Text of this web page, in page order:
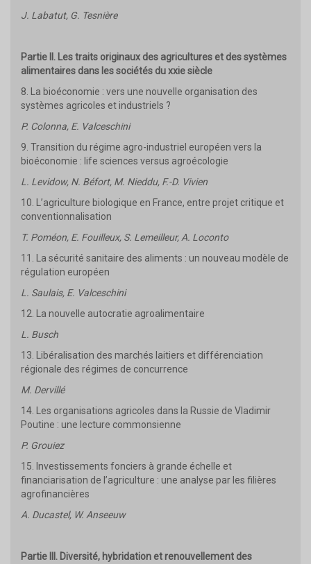
J. Labatut, G. Tesnière
Partie II. Les traits originaux des agricultures et des systèmes
alimentaires dans les sociétés du xxie siècle
8. La bioéconomie : vers une nouvelle organisation des
systèmes agricoles et industriels ?
P. Colonna, E. Valceschini
9. Transition du régime agro-industriel européen vers la
bioéconomie : life sciences versus agroécologie
L. Levidow, N. Béfort, M. Nieddu, F.-D. Vivien
10. L’agriculture biologique en France, entre projet critique et
conventionnalisation
T. Poméon, E. Fouilleux, S. Lemeilleur, A. Loconto
11. La sécurité sanitaire des aliments : un nouveau modèle de
régulation européen
L. Saulais, E. Valceschini
12. La nouvelle autocratie agroalimentaire
L. Busch
13. Libéralisation des marchés laitiers et différenciation
régionale des régimes de concurrence
M. Dervillé
14. Les organisations agricoles dans la Russie de Vladimir
Poutine : une lecture commonsienne
P. Grouiez
15. Investissements fonciers à grande échelle et
financiarisation de l’agriculture : une analyse par les filières
agrofinancières
A. Ducastel, W. Anseeuw
Partie III. Diversité, hybridation et renouvellement des